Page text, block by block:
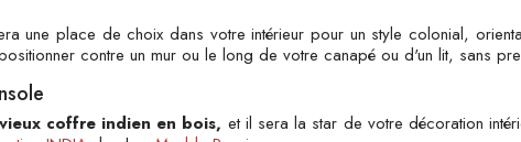
une place de choix dans votre intérieur pour un style colonial,
contre un mur ou le long de votre canapé ou d'un lit, sans
vieux coffre indien en bois, et il sera la star de votre décoration